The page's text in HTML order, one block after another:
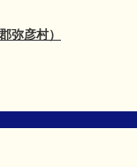
弥彦村）